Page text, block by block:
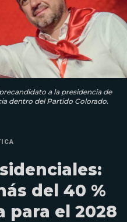
a la presidencia de
dentro del Partido Colorado.
del 40 %
para el 2028